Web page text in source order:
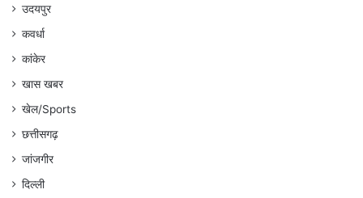
उदयपुर
कवर्धा
कांकेर
खास खबर
खेल/Sports
छत्तीसगढ़
जांजगीर
दिल्ली